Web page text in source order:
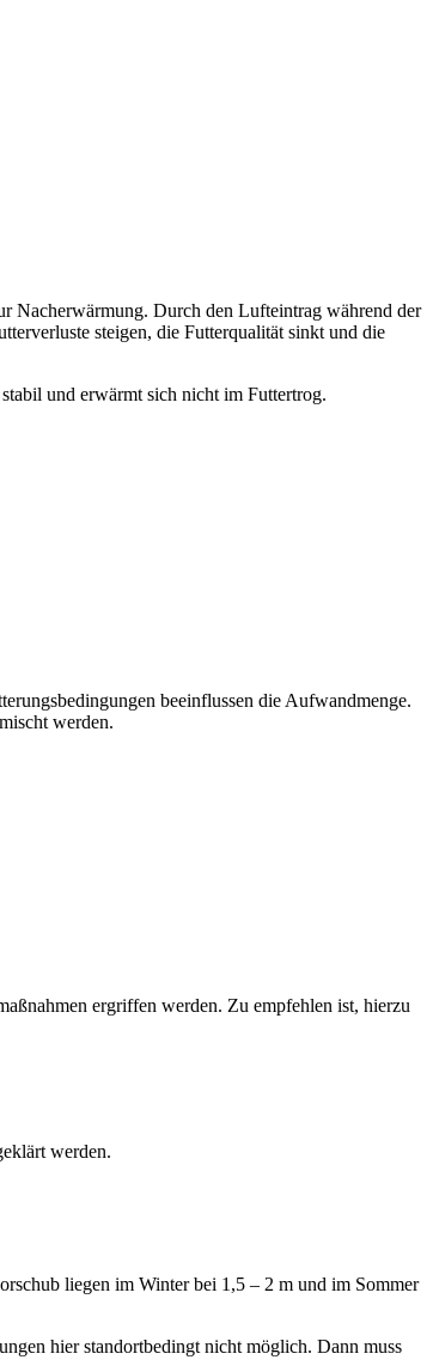
Nacherwärmung. Durch den Lufteintrag während der
steigen, die Futterqualität sinkt und die
und erwärmt sich nicht im Futtertrog.
beeinflussen die Aufwandmenge.
werden.
ergriffen werden. Zu empfehlen ist, hierzu
werden.
liegen im Winter bei 1,5 – 2 m und im Sommer
hier standortbedingt nicht möglich. Dann muss